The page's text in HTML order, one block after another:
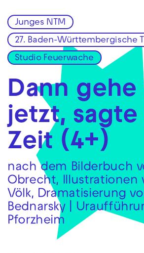
Zur Hauptnavigation springen
Zum Hauptinhalt springen
Junges NTM
27. Baden-Württembergische
Studio Feuerwache
Dann gehe
jetzt, sagte
Zeit (4+)
nach dem Bilderbuch
Obrecht, Illustrationen
Völk, Dramatisierung
Bednarsky |
Pforzheim